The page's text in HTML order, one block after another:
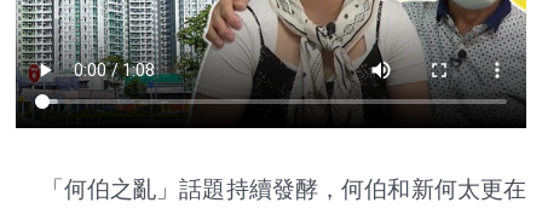
「何伯之亂」話題持續發酵，何伯和新何太更在